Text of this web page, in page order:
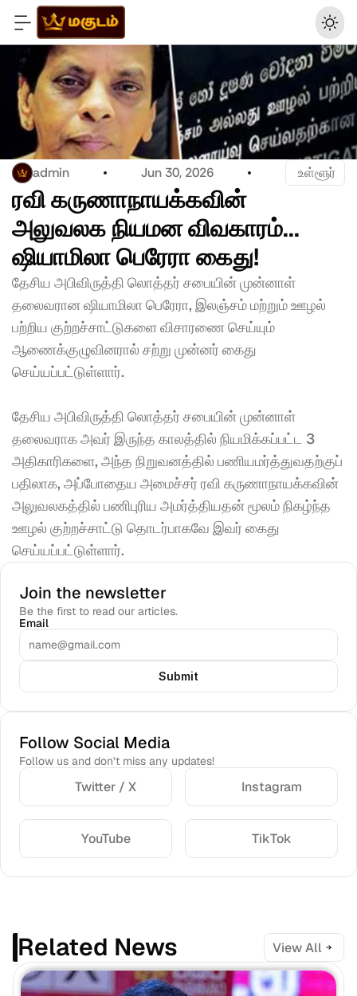
admin Jun 30, 2026 உள்ளூர்
ரவி கருணாநாயக்கவின்
அலுவலக நியமன விவகாரம்...
ஷியாமிலா பெரேரா கைது!
தேசிய அபிவிருத்தி லொத்தர் சபையின் முன்னாள்
தலைவரான ஷியாமிலா பெரேரா, இலஞ்சம் மற்றும் ஊழல்
பற்றிய குற்றச்சாட்டுகளை விசாரணை செய்யும்
ஆணைக்குழுவினரால் சற்று முன்னர் கைது
செய்யப்பட்டுள்ளார்.
தேசிய அபிவிருத்தி லொத்தர் சபையின் முன்னாள்
தலைவராக அவர் இருந்த காலத்தில் நியமிக்கப்பட்ட 3
அதிகாரிகளை, அந்த நிறுவனத்தில் பணியமர்த்துவதற்குப்
பதிலாக, அப்போதைய அமைச்சர் ரவி கருணாநாயக்கவின்
அலுவலகத்தில் பணிபுரிய அமர்த்தியதன் மூலம் நிகழ்ந்த
ஊழல் குற்றச்சாட்டு தொடர்பாகவே இவர் கைது
செய்யப்பட்டுள்ளார்.
Join the newsletter
Be the first to read our articles.
Email
Submit
Follow Social Media
Follow us and don’t miss any updates!
Twitter / X Instagram
YouTube TikTok
Related News View All